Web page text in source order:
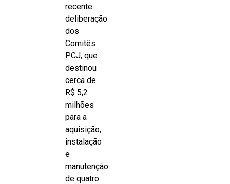
recente
deliberação
dos
Comitês
PCJ, que
destinou
cerca de
R$ 5,2
milhões
para a
aquisição,
instalação
e
manutenção
de quatro